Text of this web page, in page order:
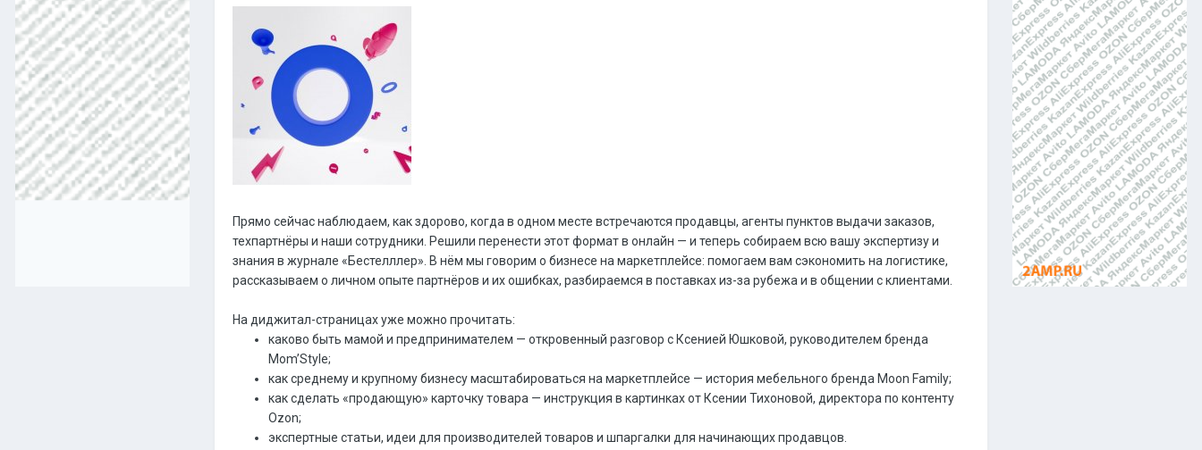
Прямо сейчас наблюдаем, как здорово, когда в одном месте встречаются продавцы, агенты пунктов выдачи заказов,
техпартнёры и наши сотрудники. Решили перенести этот формат в онлайн — и теперь собираем всю вашу экспертизу и
знания в журнале «Бестелллер». В нём мы говорим о бизнесе на маркетплейсе: помогаем вам сэкономить на логистике,
рассказываем о личном опыте партнёров и их ошибках, разбираемся в поставках из-за рубежа и в общении с клиентами.
На диджитал-страницах уже можно прочитать:
каково быть мамой и предпринимателем — откровенный разговор с Ксенией Юшковой, руководителем бренда
Mom’Style;
как среднему и крупному бизнесу масштабироваться на маркетплейсе — история мебельного бренда Moon Family;
как сделать «продающую» карточку товара — инструкция в картинках от Ксении Тихоновой, директора по контенту
Ozon;
экспертные статьи, идеи для производителей товаров и шпаргалки для начинающих продавцов.